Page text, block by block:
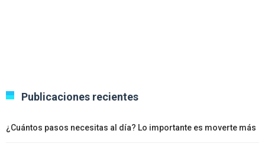
Publicaciones recientes
¿Cuántos pasos necesitas al día? Lo importante es moverte más